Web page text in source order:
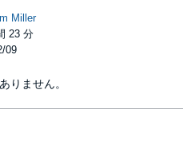
Miller
23 分
09
りません。